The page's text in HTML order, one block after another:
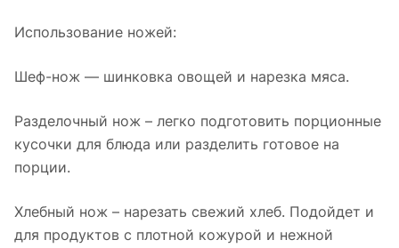
Использование ножей:
Шеф-нож — шинковка овощей и нарезка мяса.
Разделочный нож – легко подготовить порционные
кусочки для блюда или разделить готовое на
порции.
Хлебный нож – нарезать свежий хлеб. Подойдет и
для продуктов с плотной кожурой и нежной